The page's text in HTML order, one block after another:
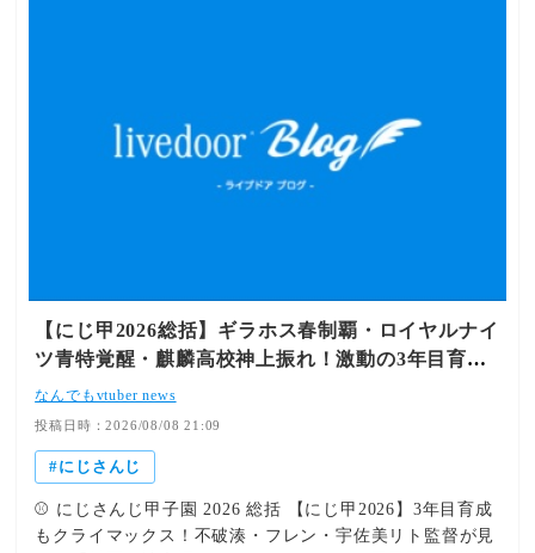
【にじ甲2026総括】ギラホス春制覇・ロイヤルナイ
ツ青特覚醒・麒麟高校神上振れ！激動の3年目育成
ハイライト＆名鑑まとめ！
なんでもvtuber news
投稿日時：2026/08/08 21:09
にじさんじ
⚾ にじさんじ甲子園 2026 総括 【にじ甲2026】3年目育成
もクライマックス！不破湊・フレン・宇佐美リト監督が見